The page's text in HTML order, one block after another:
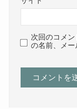
次回のコメ
の名前、メー